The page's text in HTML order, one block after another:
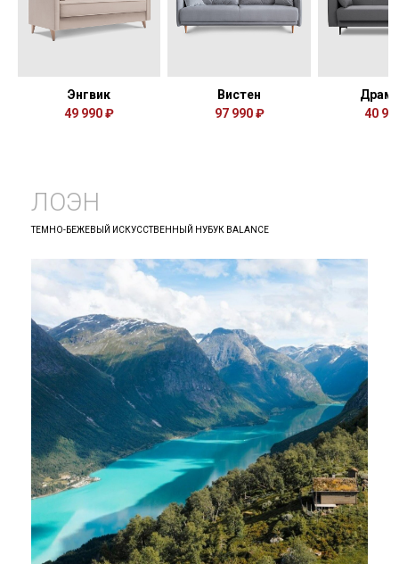
Энгвик
49 990 ₽
Вистен
97 990 ₽
40
ЛОЭН
ТЕМНО-БЕЖЕВЫЙ ИСКУССТВЕННЫЙ НУБУК BALANCE